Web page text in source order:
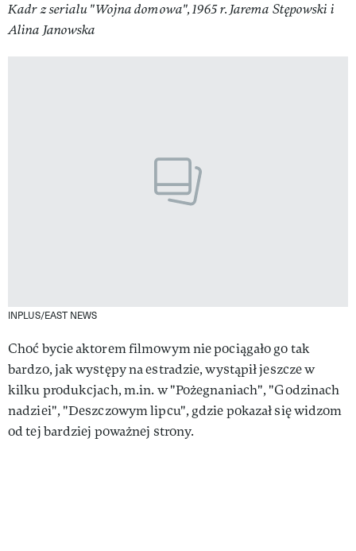
Kadr z serialu "Wojna domowa", 1965 r. Jarema Stępowski i
Alina Janowska
INPLUS/EAST NEWS
Choć bycie aktorem filmowym nie pociągało go tak
bardzo, jak występy na estradzie, wystąpił jeszcze w
kilku produkcjach, m.in. w "Pożegnaniach", "Godzinach
nadziei", "Deszczowym lipcu", gdzie pokazał się widzom
od tej bardziej poważnej strony.